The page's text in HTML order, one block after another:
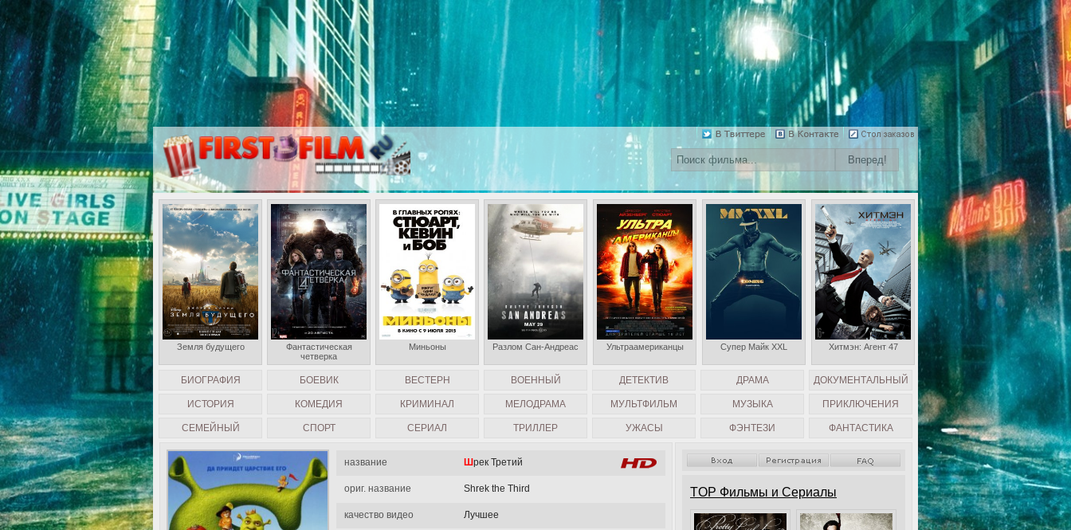
название Шрек Третий
ориг. название Shrek the Third
качество видео Лучшее
TOP Фильмы и Сериалы
БИОГРАФИЯ БОЕВИК ВЕСТЕРН ВОЕННЫЙ ДЕТЕКТИВ ДРАМА ДОКУМЕНТАЛЬНЫЙ
ИСТОРИЯ КОМЕДИЯ КРИМИНАЛ МЕЛОДРАМА МУЛЬТФИЛЬМ МУЗЫКА ПРИКЛЮЧЕНИЯ
СЕМЕЙНЫЙ СПОРТ СЕРИАЛ ТРИЛЛЕР УЖАСЫ ФЭНТЕЗИ ФАНТАСТИКА
Земля будущего
Фантастическая
четверка
Миньоны Разлом Сан-Андреас Ультраамериканцы Супер Майк XXL Хитмэн: Агент 47